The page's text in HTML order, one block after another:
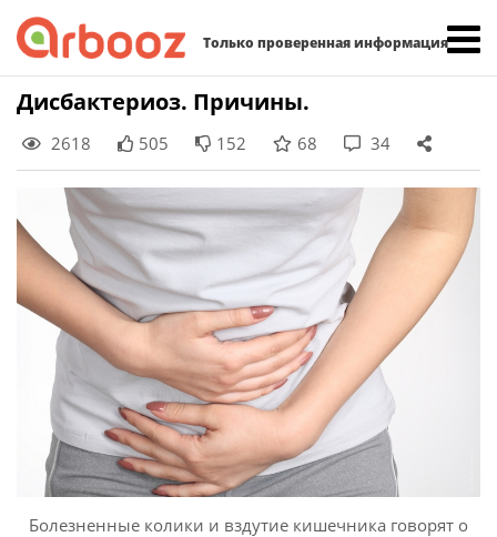
Только проверенная информация
Skip
to
content
Дисбактериоз. Причины.
2618 505 152 68 34
Болезненные колики и вздутие кишечника говорят о
Найти: